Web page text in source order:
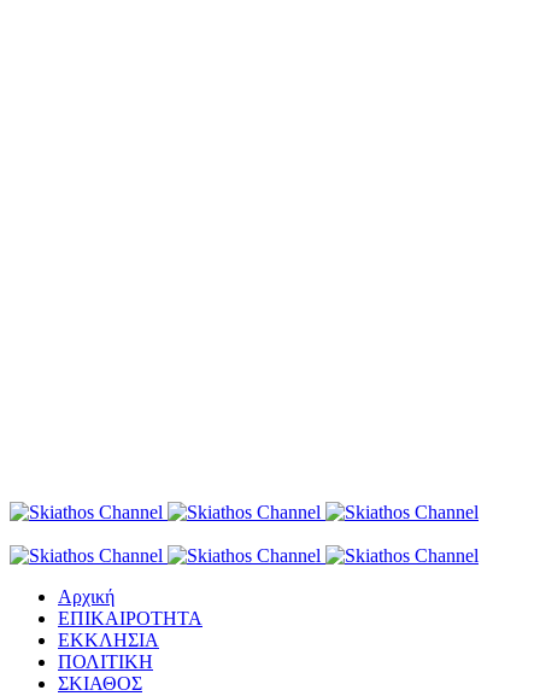
Αρχική
ΕΠΙΚΑΙΡΟΤΗΤΑ
ΕΚΚΛΗΣΙΑ
ΠΟΛΙΤΙΚΗ
ΣΚΙΑΘΟΣ